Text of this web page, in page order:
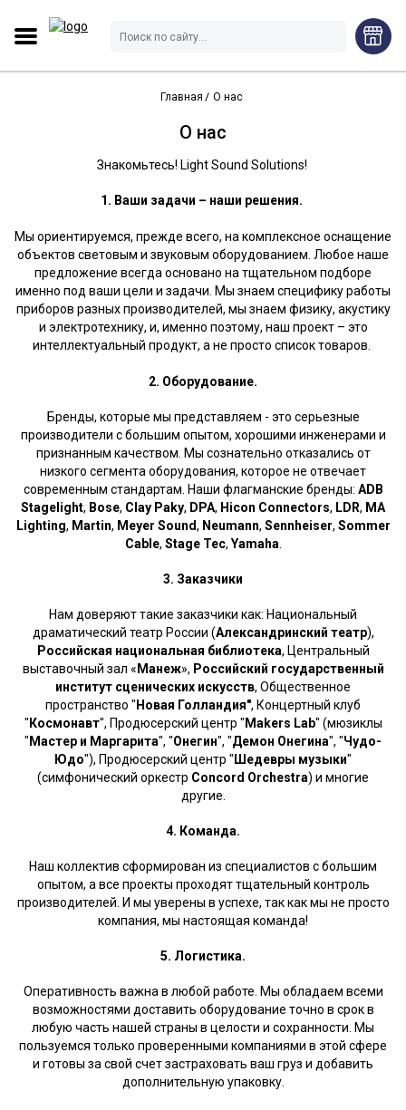
Главная О нас
О нас
Знакомьтесь! Light Sound Solutions!
1. Ваши задачи – наши решения.
Мы ориентируемся, прежде всего, на комплексное оснащение
объектов световым и звуковым оборудованием. Любое наше
предложение всегда основано на тщательном подборе
именно под ваши цели и задачи. Мы знаем специфику работы
приборов разных производителей, мы знаем физику, акустику
и электротехнику, и, именно поэтому, наш проект – это
интеллектуальный продукт, а не просто список товаров.
2. Оборудование.
Бренды, которые мы представляем - это серьезные
производители с большим опытом, хорошими инженерами и
признанным качеством. Мы сознательно отказались от
низкого сегмента оборудования, которое не отвечает
современным стандартам. Наши флагманские бренды: ADB
Stagelight, Bose, Clay Paky, DPA, Hicon Connectors, LDR, MA
Lighting, Martin, Meyer Sound, Neumann, Sennheiser, Sommer
Cable, Stage Tec, Yamaha
3. Заказчики
Нам доверяют такие заказчики как: Национальный
драматический театр России (Александринский театр),
Российская национальная библиотека, Центральный
выставочный зал « Манеж», Российский государственный
институт сценических искусств, Общественное
пространство " Новая Голландия", Концертный клуб
" Космонавт", Продюсерский центр " Makers Lab" (мюзиклы
" Мастер и Маргарита", "Онегин", "Демон Онегина", "Чудо-
Юдо"), Продюсерский центр " Шедевры музыки"
(симфонический оркестр Concord Orchestra) и многие
другие.
4. Команда.
Наш коллектив сформирован из специалистов с большим
опытом, а все проекты проходят тщательный контроль
производителей. И мы уверены в успехе, так как мы не просто
компания, мы настоящая команда!
5. Логистика.
Оперативность важна в любой работе. Мы обладаем всеми
возможностями доставить оборудование точно в срок в
любую часть нашей страны в целости и сохранности. Мы
пользуемся только проверенными компаниями в этой сфере
и готовы за свой счет застраховать ваш груз и добавить
дополнительную упаковку.